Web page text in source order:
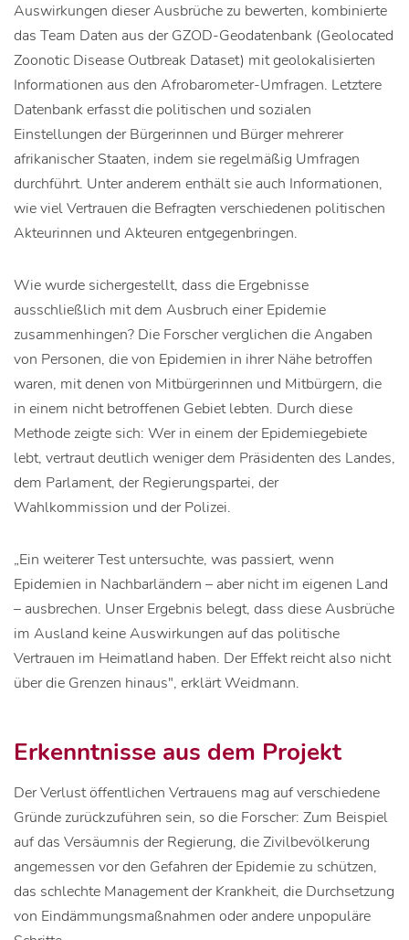
Auswirkungen dieser Ausbrüche zu bewerten, kombinierte
das Team Daten aus der GZOD-Geodatenbank (Geolocated
Zoonotic Disease Outbreak Dataset) mit geolokalisierten
Informationen aus den Afrobarometer-Umfragen. Letztere
Datenbank erfasst die politischen und sozialen
Einstellungen der Bürgerinnen und Bürger mehrerer
afrikanischer Staaten, indem sie regelmäßig Umfragen
durchführt. Unter anderem enthält sie auch Informationen,
wie viel Vertrauen die Befragten verschiedenen politischen
Akteurinnen und Akteuren entgegenbringen.
Wie wurde sichergestellt, dass die Ergebnisse
ausschließlich mit dem Ausbruch einer Epidemie
zusammenhingen? Die Forscher verglichen die Angaben
von Personen, die von Epidemien in ihrer Nähe betroffen
waren, mit denen von Mitbürgerinnen und Mitbürgern, die
in einem nicht betroffenen Gebiet lebten. Durch diese
Methode zeigte sich: Wer in einem der Epidemiegebiete
lebt, vertraut deutlich weniger dem Präsidenten des Landes,
dem Parlament, der Regierungspartei, der
Wahlkommission und der Polizei.
„Ein weiterer Test untersuchte, was passiert, wenn
Epidemien in Nachbarländern – aber nicht im eigenen Land
– ausbrechen. Unser Ergebnis belegt, dass diese Ausbrüche
im Ausland keine Auswirkungen auf das politische
Vertrauen im Heimatland haben. Der Effekt reicht also nicht
über die Grenzen hinaus", erklärt Weidmann.
Erkenntnisse aus dem Projekt
Der Verlust öffentlichen Vertrauens mag auf verschiedene
Gründe zurückzuführen sein, so die Forscher: Zum Beispiel
auf das Versäumnis der Regierung, die Zivilbevölkerung
angemessen vor den Gefahren der Epidemie zu schützen,
das schlechte Management der Krankheit, die Durchsetzung
von Eindämmungsmaßnahmen oder andere unpopuläre